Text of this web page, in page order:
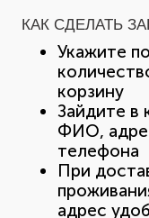
КАК СДЕЛАТЬ
Укажите
корзину
Зайдите в
ФИО,
телефона
При
адрес